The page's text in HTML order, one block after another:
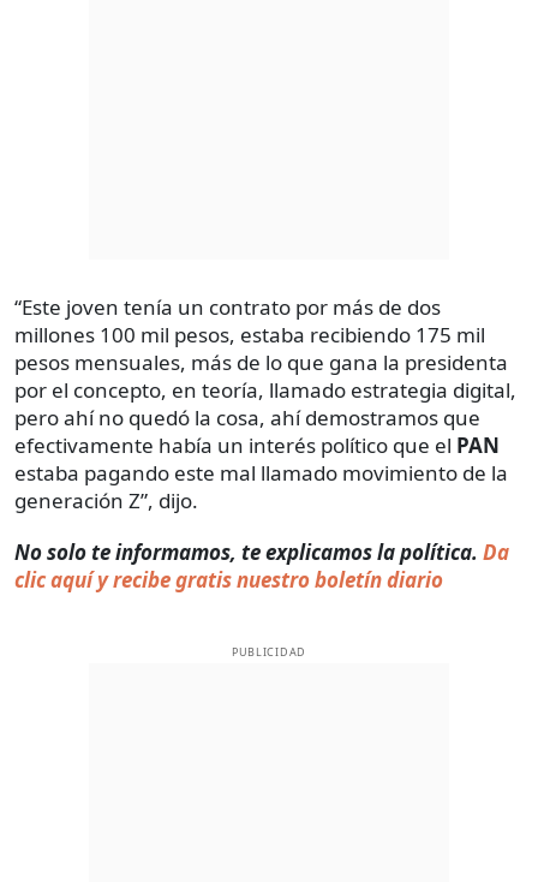
“Este joven tenía un contrato por más de dos
millones 100 mil pesos, estaba recibiendo 175 mil
pesos mensuales, más de lo que gana la presidenta
por el concepto, en teoría, llamado estrategia digital,
pero ahí no quedó la cosa, ahí demostramos que
efectivamente había un interés político que el PAN
estaba pagando este mal llamado movimiento de la
generación Z”, dijo.
No solo te informamos, te explicamos la política. Da
clic aquí y recibe gratis nuestro boletín diario
PUBLICIDAD